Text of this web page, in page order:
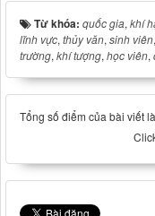
Từ khóa: quốc gia, khí
lĩnh vực, thủy văn, sinh viên,
trường, khí tượng, học viên,
Tổng số điểm của bài viết